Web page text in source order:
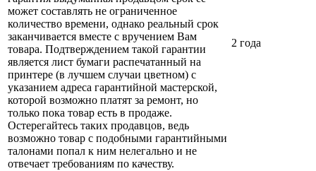
может составлять не ограниченное
количество времени, однако реальный срок
заканчивается вместе с вручением Вам
товара. Подтверждением такой гарантии
является лист бумаги распечатанный на
принтере (в лучшем случаи цветном) с
указанием адреса гарантийной мастерской,
которой возможно платят за ремонт, но
только пока товар есть в продаже.
Остерегайтесь таких продавцов, ведь
возможно товар с подобными гарантийными
талонами попал к ним нелегально и не
отвечает требованиям по качеству.
2 года